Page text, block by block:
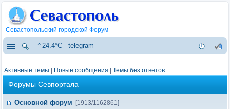
Севастопольский городской Форум
⇑24.4°C telegram
Активные темы Новые сообщения Темы без ответов
Форумы Севпортала
Основной форум
[1913/1162861]